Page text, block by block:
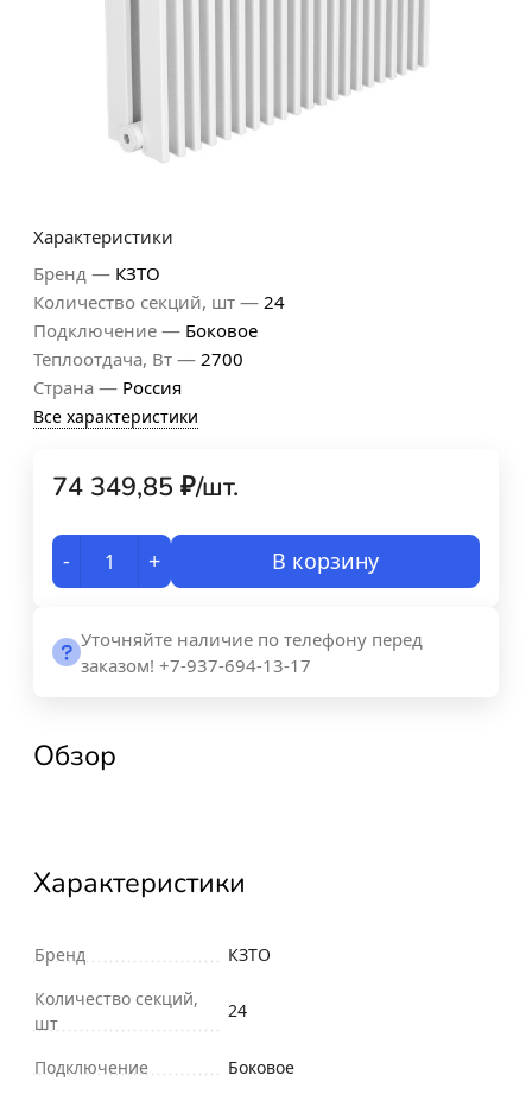
Характеристики
Бренд — КЗТО
Количество секций, шт — 24
Подключение — Боковое
Теплоотдача, Вт — 2700
Страна — Россия
Все характеристики
74 349,85 ₽/шт.
- + В корзину
Уточняйте наличие по телефону перед
заказом! +7-937-694-13-17
Обзор
Характеристики
Бренд
КЗТО
Количество секций,
шт
24
Подключение
Боковое